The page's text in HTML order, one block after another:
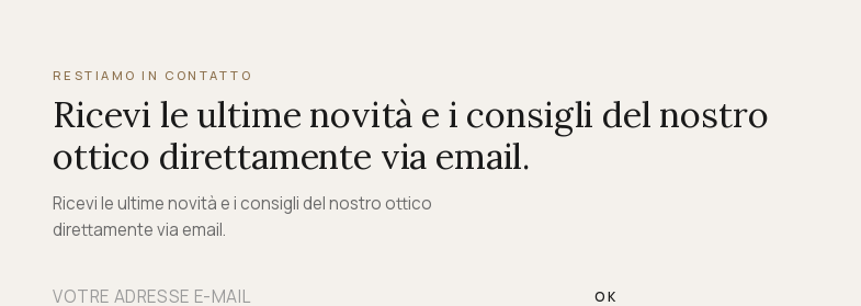
RESTIAMO IN CONTATTO
Ricevi le ultime novità e i consigli del nostro
ottico direttamente via email.
Ricevi le ultime novità e i consigli del nostro ottico
direttamente via email.
OK